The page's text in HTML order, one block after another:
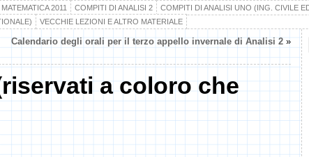
2011 COMPITI DI ANALISI 2
COMPITI DI ANALISI UNO (ING. CIVILE
VECCHIE LEZIONI E ALTRO MATERIALE
Calendario degli orali per il terzo appello invernale di Analisi 2»
a coloro che